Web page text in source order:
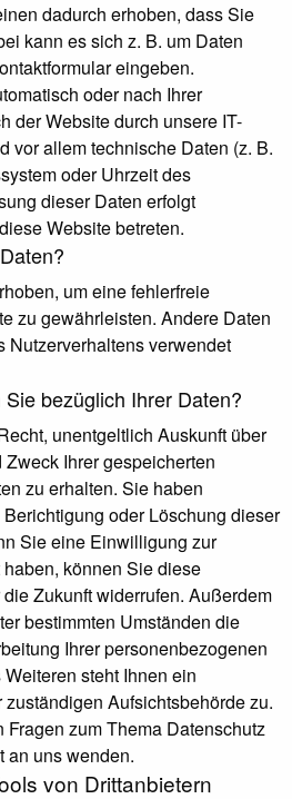
dadurch erhoben, dass Sie
kann es sich z. B. um Daten
eingeben.
oder nach Ihrer
der Website durch unsere IT-
vor allem technische Daten (z. B.
oder Uhrzeit des
dieser Daten erfolgt
Website betreten.
um eine fehlerfreie
zu gewährleisten. Andere Daten
Nutzerverhaltens verwendet
bezüglich Ihrer Daten?
unentgeltlich Auskunft über
Ihrer gespeicherten
zu erhalten. Sie haben
oder Löschung dieser
Sie eine Einwilligung zur
können Sie diese
Zukunft widerrufen. Außerdem
bestimmten Umständen die
Ihrer personenbezogenen
steht Ihnen ein
Aufsichtsbehörde zu.
zum Thema Datenschutz
an uns wenden.
von Dritt­anbietern